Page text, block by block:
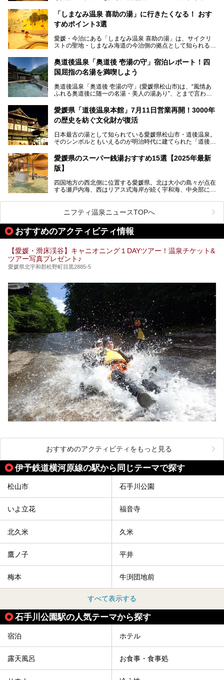
ナーが訪れる人気スポットです。天然温泉・サウナ・岩盤
浴・食事・宿泊まで“癒しのすべて”がそろう人気施設の中で
も、特におすすめしたい3つのポイントについて厳選してお
「しまなみ温泉 喜助の湯」に行きたくなる！ おす
すめポイント3選
愛媛・今治にある「しまなみ温泉 喜助の湯」は、サイクリ
ストの聖地・しまなみ海道の今治側の拠点として知られる人
ばれていて、自転車ロッカーや工具、給水サービスなど、旅
人に嬉しい工夫がたっぷり。お風呂は内湯から半露天、サウ
ナまで種類豊富で広々空間。泉質も温度もバリエーション豊
ポイントについて厳選してお届けします。読めばきっと、行
きたくなること間違いなし！
奥道後温泉「奥道後 壱湯の守」宿泊レポート！四
国屈指の名湯を満喫しよう
奥道後温泉「奥道後 壱湯の守」(愛媛県松山市)は、“風情あ
ふれる奥道後に随一の名湯・美人の湯あり”、とまで言われ
露天風呂。日々の生活から隔離された非日常感を味わえま
す。
ト。今回はニフティ温泉ライターである筆者自ら宿泊し、名
物の大露天風呂「翠明の湯」の全浴槽をご紹介。また、パブ
その魅力をご紹介します！
愛媛県「道後温泉本館」7月11日営業再開！3000年
の歴史を紡ぐ文化財が復活
日本最古の湯として知られている愛媛県松山市・道後温泉。
そのシンボルともいえるのが明治時代に建てられた「道後温
いた保存修理工事が終わり、いよいよ2024年7月11日から
全館営業再開となります。
愛媛県のスーパー銭湯おすすめ15選【2025年最新
版】
四国地方の西北側に位置する愛媛県。北は大小の島々が点在
する瀬戸内海、西はリアス式海岸が続く宇和海、中央部には
な自然と、温暖な気候が魅力の県です。
日本最古の温泉といわれる道後温泉を筆頭に、多くの温泉が
ある愛媛県は、スーパー銭湯も豊富です。中には、中四国地
方を代表する人気の施設も。今回は、愛媛県の誇るスーパー
銭湯をピックアップしました。
ニフティ温泉ニュースTOPへ
おすすめのアクティビティ情報
【愛媛・滑床渓谷】キャニオニング１DAYツアー！温泉チケット&
ツアー写真プレゼント♪
愛媛県北宇和郡松野町目黒2885-5
おすすめのアクティビティをもっと見る
伊予鉄道横河原線の駅から同じテーマで探す
松山市 石手川公園
いよ立花 福音寺
北久米 久米
鷹ノ子 平井
梅本 牛渕団地前
すべて表示する
石手川公園駅の人気テーマから探す
宿泊 ホテル
露天風呂 お食事・食事処